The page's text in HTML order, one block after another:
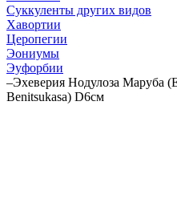
Суккуленты других видов
Хавортии
Церопегии
Эониумы
Эуфорбии
–Эхеверия Нодулоза Маруба
Benitsukasa) D6см